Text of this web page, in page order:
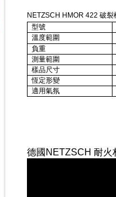
NETZSCH HMOR 422 破裂
型號
溫度範圍
負重
測量範圍
樣品尺寸
恆定形變
適用氣氛
德國NETZSCH 耐火